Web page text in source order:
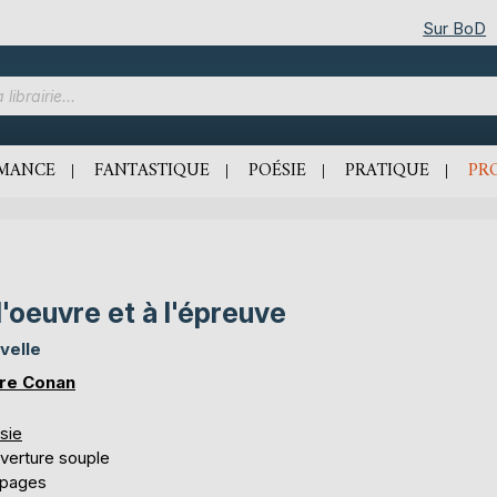
Sur BoD
FANTASTIQUE POÉSIE PRATIQUE
et à l'épreuve
Conan
souple